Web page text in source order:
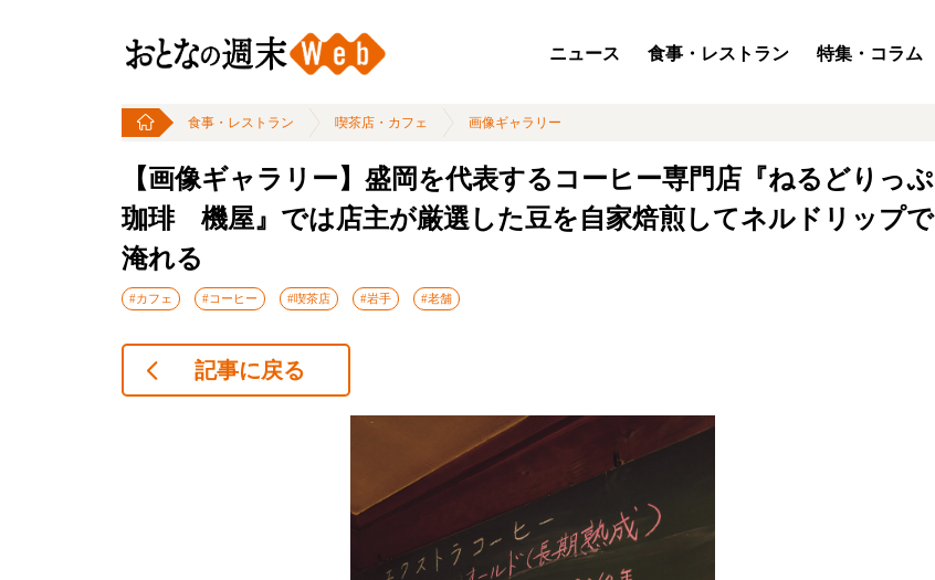
ニュース 食事・レストラン 特集・コラム
食事・レストラン 喫茶店・カフェ 画像ギャラリー
【画像ギャラリー】盛岡を代表するコーヒー専門店『ねるどりっぷ
珈琲 機屋』では店主が厳選した豆を自家焙煎してネルドリップで
淹れる
#カフェ #コーヒー #喫茶店 #岩手 #老舗
記事に戻る